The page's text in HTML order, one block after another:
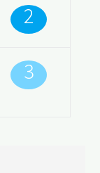
2
3